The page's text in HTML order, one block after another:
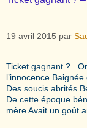
19 avril 2015 par
Ticket gagnant ?
l’innocence
Des soucis abrités
De cette époque
mère Avait un goût